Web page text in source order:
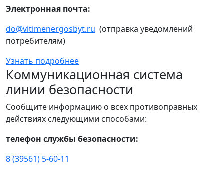
Электронная почта:
do@vitimenergosbyt.ru (отправка уведомлений
потребителям)
Узнать подробнее
Коммуникационная система
линии безопасности
Сообщите информацию о всех противоправных
действиях следующими способами:
телефон службы безопасности:
8 (39561) 5-60-11